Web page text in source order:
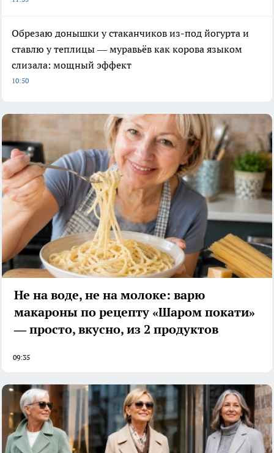
Обрезаю донышки у стаканчиков из-под йогурта и
ставлю у теплицы — муравьёв как корова языком
слизала: мощный эффект
10:50
Не на воде, не на молоке: варю
макароны по рецепту «Шаром покати»
— просто, вкусно, из 2 продуктов
09:35